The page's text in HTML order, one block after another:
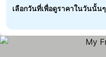
เลือกวันที่เพื่อดูราคาในวันนั้นๆ